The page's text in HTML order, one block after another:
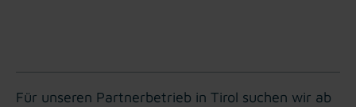
Für unseren Partnerbetrieb in Tirol suchen wir ab